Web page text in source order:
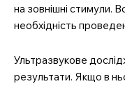
на зовнішні стимули.
необхідність
Ультразвукове
результати. Якщо в